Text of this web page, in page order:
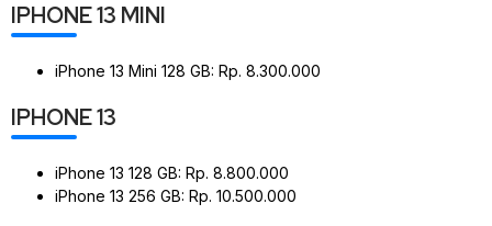
IPHONE 13 MINI
iPhone 13 Mini 128 GB: Rp. 8.300.000
IPHONE 13
iPhone 13 128 GB: Rp. 8.800.000
iPhone 13 256 GB: Rp. 10.500.000